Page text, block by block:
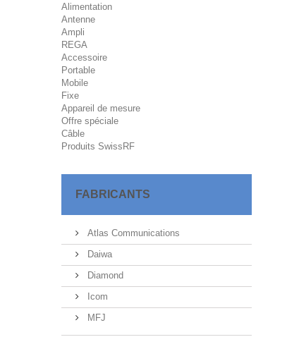
Alimentation
Antenne
Ampli
REGA
Accessoire
Portable
Mobile
Fixe
Appareil de mesure
Offre spéciale
Câble
Produits SwissRF
FABRICANTS
Atlas Communications
Daiwa
Diamond
Icom
MFJ